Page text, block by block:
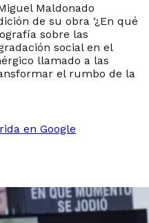
Maldonado
de su obra ‘¿En qué
sobre las
social en el
llamado a las
el rumbo de la
en Google